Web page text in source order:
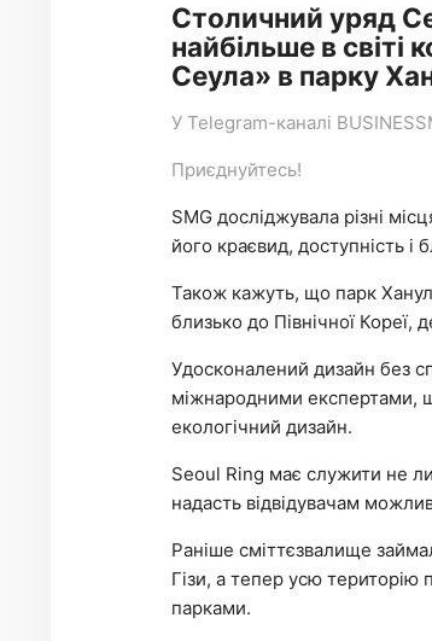
Столичний уряд
найбільше в світі
Сеула» в парку
У Telegram-каналі
Приєднуйтесь!
SMG досліджувала різні
його краєвид, доступність і
Також кажуть, що парк
близько до Північної Кореї,
Удосконалений дизайн без
міжнародними експертами,
екологічний дизайн.
Seoul Ring має служити не
надасть відвідувачам
Раніше сміттєзвалище
Гізи, а тепер усю територію
парками.